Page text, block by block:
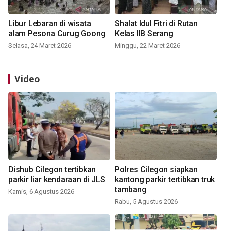
Libur Lebaran di wisata
alam Pesona Curug Goong
Selasa, 24 Maret 2026
Shalat Idul Fitri di Rutan
Kelas IIB Serang
Minggu, 22 Maret 2026
Video
Dishub Cilegon tertibkan
parkir liar kendaraan di JLS
Kamis, 6 Agustus 2026
Polres Cilegon siapkan
kantong parkir tertibkan truk
tambang
Rabu, 5 Agustus 2026